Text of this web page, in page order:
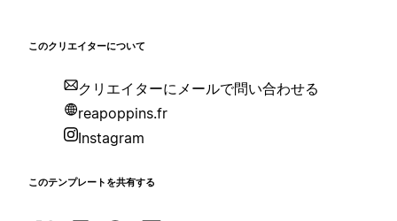
このクリエイターについて
クリエイターにメールで問い合わせる
reapoppins.fr
Instagram
このテンプレートを共有する